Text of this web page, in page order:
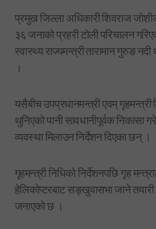
प्रमुख जिल्ला अधिकारी शिवराज
३६ जनाको प्रहरी टोली परिचालन
स्वास्थ्य राज्यमन्त्री तारामान गुरुङ
।
यसैबीच उपप्रधानमन्त्री एवम्
थुनिएको पानी सावधानीपूर्वक निकासा
व्यवस्था मिलाउन निर्देशन दिएका छन् ।
गृहमन्त्री निधिको निर्देशनपछि गृह
हेलिकोप्टरबाट सङ्खुवासभा जाने
जनाएको छ ।